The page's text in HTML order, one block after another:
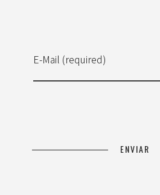
E-Mail (required)